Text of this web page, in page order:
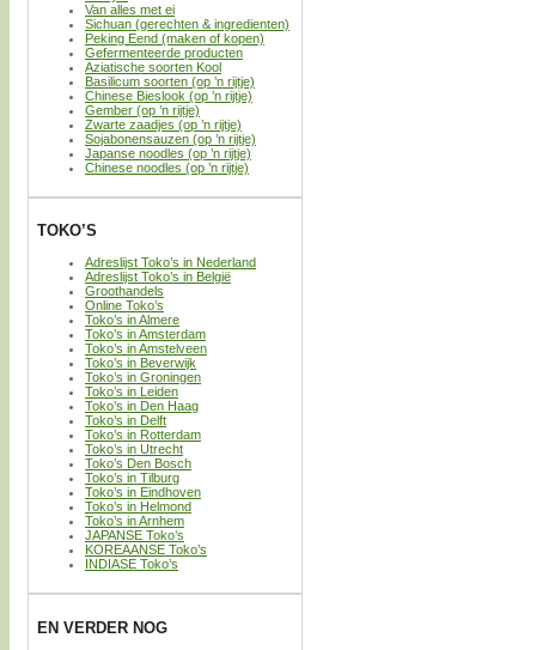
Van alles met ei
Sichuan (gerechten & ingredienten)
Peking Eend (maken of kopen)
Gefermenteerde producten
Aziatische soorten Kool
Basilicum soorten (op ’n rijtje)
Chinese Bieslook (op ’n rijtje)
Gember (op ’n rijtje)
Zwarte zaadjes (op ’n rijtje)
Sojabonensauzen (op ’n rijtje)
Japanse noodles (op ’n rijtje)
Chinese noodles (op ’n rijtje)
TOKO’S
Adreslijst Toko’s in Nederland
Adreslijst Toko’s in België
Groothandels
Online Toko’s
Toko’s in Almere
Toko’s in Amsterdam
Toko’s in Amstelveen
Toko’s in Beverwijk
Toko’s in Groningen
Toko’s in Leiden
Toko’s in Den Haag
Toko’s in Delft
Toko’s in Rotterdam
Toko’s in Utrecht
Toko’s Den Bosch
Toko’s in Tilburg
Toko’s in Eindhoven
Toko’s in Helmond
Toko’s in Arnhem
JAPANSE Toko’s
KOREAANSE Toko’s
INDIASE Toko’s
EN VERDER NOG